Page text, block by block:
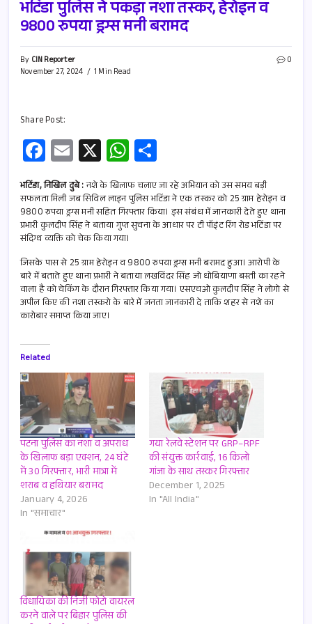
भटिंडा पुलिस ने पकड़ा नशा तस्कर, हेरोइन व
9800 रुपया ड्रग्स मनी बरामद
By CIN Reporter
November 27, 2024
1 Min Read
0
Share Post:
Fa
ce
b
o
o
k
E
m
ail
X W
h
at
s
A
p
p
h
ar
e
भटिंडा, निखिल दुबे :नशे के खिलाफ चलाए जा रहे अभियान को उस समय बड़ी
सफलता मिली जब सिविल लाइन पुलिस भटिंडा ने एक तस्कर को 25 ग्राम हेरोइन व
9800 रुपया ड्रग्स मनी सहित गिरफ्तार किया। इस संबंध में जानकारी देते हुए थाना
प्रभारी कुलदीप सिंह ने बताया गुप्त सुचना के आधार पर टी पॉइंट रिंग रोड भटिंडा पर
संदिग्ध व्यक्ति को चेक किया गया।
जिसके पास से 25 ग्राम हेरोइन व 9800 रुपया ड्रग्स मनी बरामद हुआ। आरोपी के
बारे में बताते हुए थाना प्रभारी ने बताया लखविंदर सिंह जो धोबियाणा बस्ती का रहने
वाला है को चेकिंग के दौरान गिरफ्तार किया गया। एसएचओ कुलदीप सिंह ने लोगो से
अपील किए की नशा तस्करो के बारे में जनता जानकारी दे ताकि शहर से नशे का
कारोबार समाप्त किया जाए।
Related
पटना पुलिस का नशा व अपराध
के खिलाफ बड़ा एक्शन, 24 घंटे
में 30 गिरफ्तार, भारी मात्रा में
शराब व हथियार बरामद
January 4, 2026
In "समाचार"
गया रेलवे स्टेशन पर GRP–RPF
की संयुक्त कार्रवाई, 16 किलो
गांजा के साथ तस्कर गिरफ्तार
December 1, 2025
In "All India"
विधायिका की निजी फोटो वायरल
करने वाले पर बिहार पुलिस की